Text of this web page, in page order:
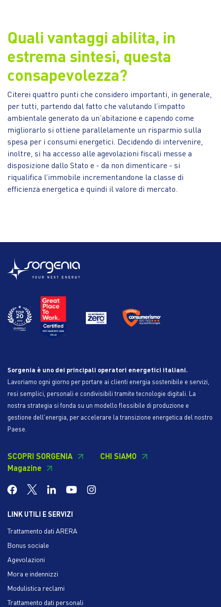
Quali vantaggi abilita, in
estrema sintesi, questa
consapevolezza?
Citerei quattro punti che considero importanti, in generale,
per tutti, partendo dal fatto che valutando l’impatto
ambientale generato da un’abitazione e capendo come
migliorarlo si ottiene parallelamente un risparmio sulla
spesa per i consumi energetici. Decidendo di intervenire,
inoltre, si ha accesso alle agevolazioni fiscali messe a
disposizione dallo Stato e - da non dimenticare - si
riqualifica l’immobile incrementandone la classe di
efficienza energetica e quindi il valore di mercato.
Sorgenia è uno dei principali operatori energetici italiani.
Lavoriamo ogni giorno per portare ai clienti energia sostenibile e servizi,
resi semplici, personali e condivisibili tramite tecnologie digitali. La
nostra strategia si fonda su un modello flessibile di produzione e
gestione dell'energia, per accelerare la transizione energetica del nostro
Paese.
SCOPRI SORGENIA
CHI SIAMO
Magazine
LINK UTILI E SERVIZI
Trattamento dati ARERA
Bonus sociale
Agevolazioni
Mora e indennizzi
Modulistica reclami
Trattamento dati personali